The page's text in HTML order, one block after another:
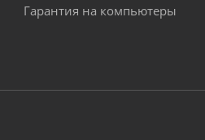
Гарантия на компьютеры